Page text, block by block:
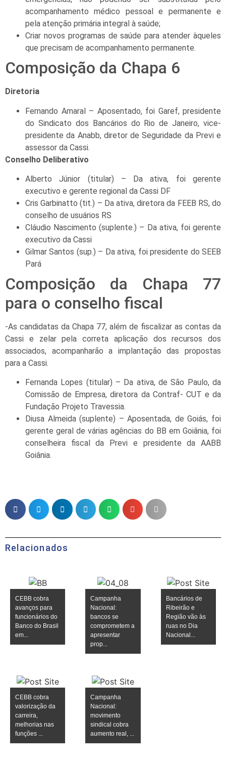
acompanhamento médico pessoal e permanente e
pela atenção primária integral à saúde;
Criar novos programas de saúde para atender àqueles
que precisam de acompanhamento permanente.
Composição da Chapa 6
Diretoria
Fernando Amaral – Aposentado, foi Garef, presidente
do Sindicato dos Bancários do Rio de Janeiro, vice-
presidente da Anabb, diretor de Seguridade da Previ e
assessor da Cassi.
Conselho Deliberativo
Alberto Júnior (titular) – Da ativa, foi gerente
executivo e gerente regional da Cassi DF
Cris Garbinatto (tit.) – Da ativa, diretora da FEEB RS, do
conselho de usuários RS
Cláudio Nascimento (suplente.) – Da ativa, foi gerente
executivo da Cassi
Gilmar Santos (sup.) – Da ativa, foi presidente do SEEB
Pará
Composição da Chapa 77
para o conselho fiscal
-As candidatas da Chapa 77, além de fiscalizar as contas da
Cassi e zelar pela correta aplicação dos recursos dos
associados, acompanharão a implantação das propostas
para a Cassi.
Fernanda Lopes (titular) – Da ativa, de São Paulo, da
Comissão de Empresa, diretora da Contraf- CUT e da
Fundação Projeto Travessia.
Diusa Almeida (suplente) – Aposentada, de Goiás, foi
gerente geral de várias agências do BB em Goiânia, foi
conselheira fiscal da Previ e presidente da AABB
Goiânia.
Relacionados
CEBB cobra
avanços para
funcionários do
Banco do Brasil
em...
Campanha
Nacional:
bancos se
comprometem a
apresentar
prop...
Bancários de
Ribeirão e
Região vão às
ruas no Dia
Nacional...
CEBB cobra
valorização da
carreira,
melhorias nas
funções ...
Campanha
Nacional:
movimento
sindical cobra
aumento real, ...